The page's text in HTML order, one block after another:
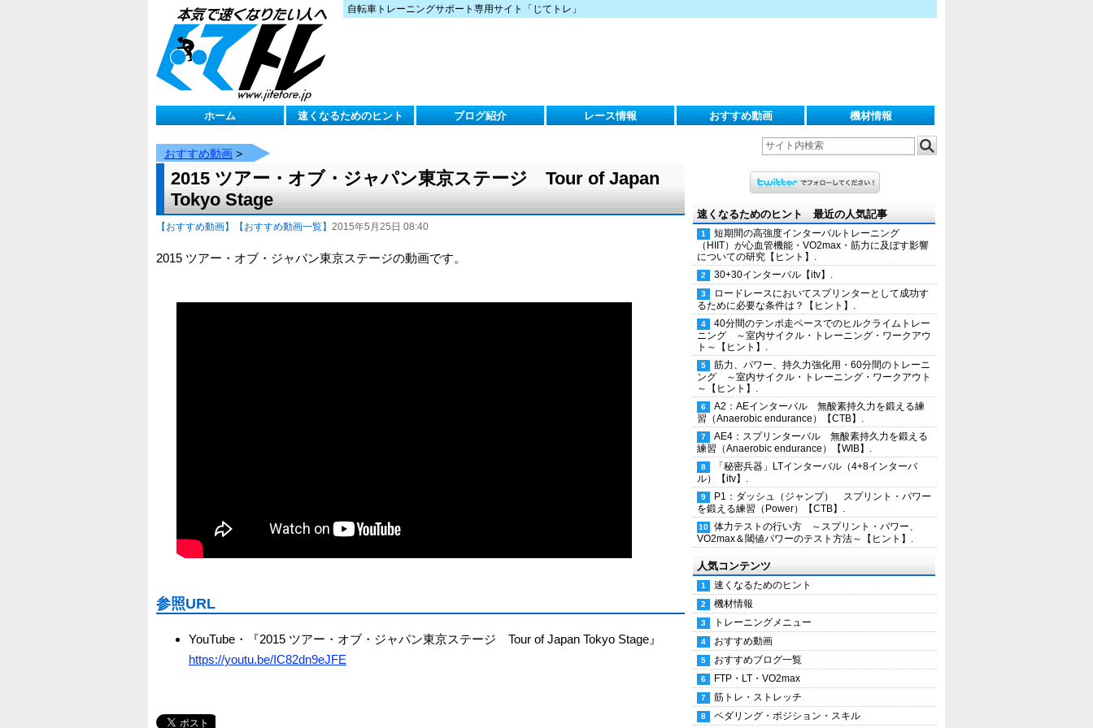
自転車トレーニングサポート専用サイト「じてトレ」
ホーム 速くなるためのヒント ブログ紹介 レース情報 おすすめ動画 機材情報
おすすめ動画 >
2015 ツアー・オブ・ジャパン東京ステージ Tour of Japan
Tokyo Stage
【おすすめ動画】 【おすすめ動画一覧】 2015年5月25日 08:40
2015 ツアー・オブ・ジャパン東京ステージの動画です。
参照URL
YouTube・『2015 ツアー・オブ・ジャパン東京ステージ Tour of Japan Tokyo Stage』
https://youtu.be/IC82dn9eJFE
速くなるためのヒント 最近の人気記事
短期間の高強度インターバルトレーニング
（HIIT）が心血管機能・VO2max・筋力に及ぼす影響
についての研究【ヒント】.
30+30インターバル【itv】.
ロードレースにおいてスプリンターとして成功す
るために必要な条件は？【ヒント】.
40分間のテンポ走ペースでのヒルクライムトレー
ニング ～室内サイクル・トレーニング・ワークアウ
ト～【ヒント】.
筋力、パワー、持久力強化用・60分間のトレーニ
ング ～室内サイクル・トレーニング・ワークアウト
～【ヒント】.
A2：AEインターバル 無酸素持久力を鍛える練
習（Anaerobic endurance）【CTB】.
AE4：スプリンターバル 無酸素持久力を鍛える
練習（Anaerobic endurance）【WIB】.
「秘密兵器」LTインターバル（4+8インターバ
ル）【itv】.
P1：ダッシュ（ジャンプ） スプリント・パワー
を鍛える練習（Power）【CTB】.
体力テストの行い方 ～スプリント・パワー、
VO2max＆閾値パワーのテスト方法～【ヒント】.
人気コンテンツ
速くなるためのヒント
機材情報
トレーニングメニュー
おすすめ動画
おすすめブログ一覧
FTP・LT・VO2max
筋トレ・ストレッチ
ペダリング・ポジション・スキル